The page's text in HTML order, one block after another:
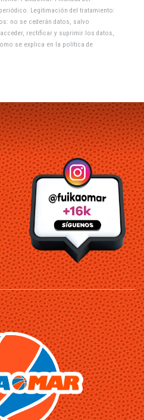
Legitimación del tratamiento:
no se cederán datos, salvo
rectificar y suprimir los datos,
se explica en la política de